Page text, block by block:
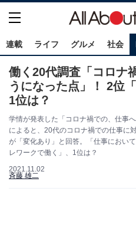
連載 ライフ グルメ 社会
働く20代調査「コロナ
うになった点」！ 2位
1位は？
学情が発表した「コロナ禍での、仕事
によると、20代のコロナ禍での仕事に
が「変化あり」と回答。「仕事におい
レワークで働く」、1位は？
2021.11.02
斉藤 雄二